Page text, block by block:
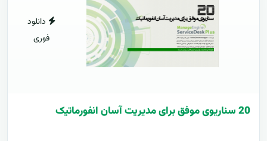
دانلود
فوری
20 سناریوی موفق برای مدیریت آسان انفورماتیک